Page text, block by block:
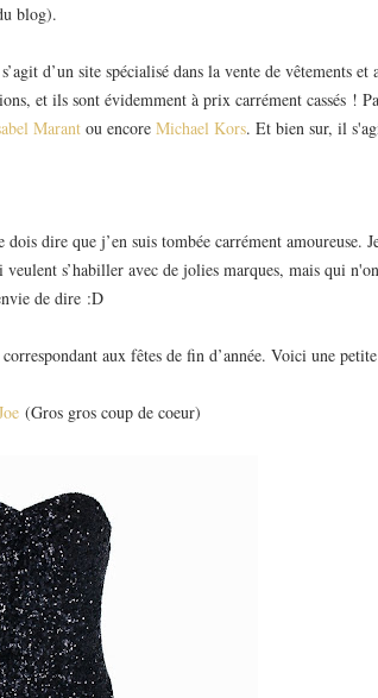
blog).
d’un site spécialisé dans la vente de vêtements et
et ils sont évidemment à prix carrément cassés !
Marant ou encore Michael Kors. Et bien sur, il
dire que j’en suis tombée carrément amoureuse.
s’habiller avec de jolies marques, mais qui
de dire :D
aux fêtes de fin d’année. Voici une
(Gros gros coup de coeur)